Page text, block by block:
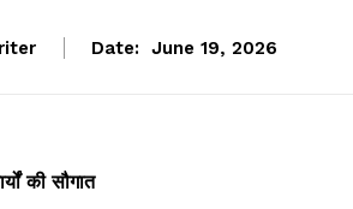
Date: June 19, 2026
की सौगात